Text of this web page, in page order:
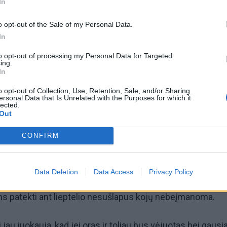
opt-out of the Sale of my Personal Data.
opt-out of processing my Personal Data for Targeted
opt-out of Collection, Use, Retention, Sale, and/or Sharing
Data that Is Unrelated with the Purposes for which it
CONFIRM
Data Deletion Data Access Privacy Policy
tokį pakilusį Dangės upės lygį. Bent jau šį ir praėjusį
Dangės upėje su irkluotojais dirbantis Klaipėdos
Mileška.
patekti ant lieptelio nesušlapus kojų nebeįmanoma.